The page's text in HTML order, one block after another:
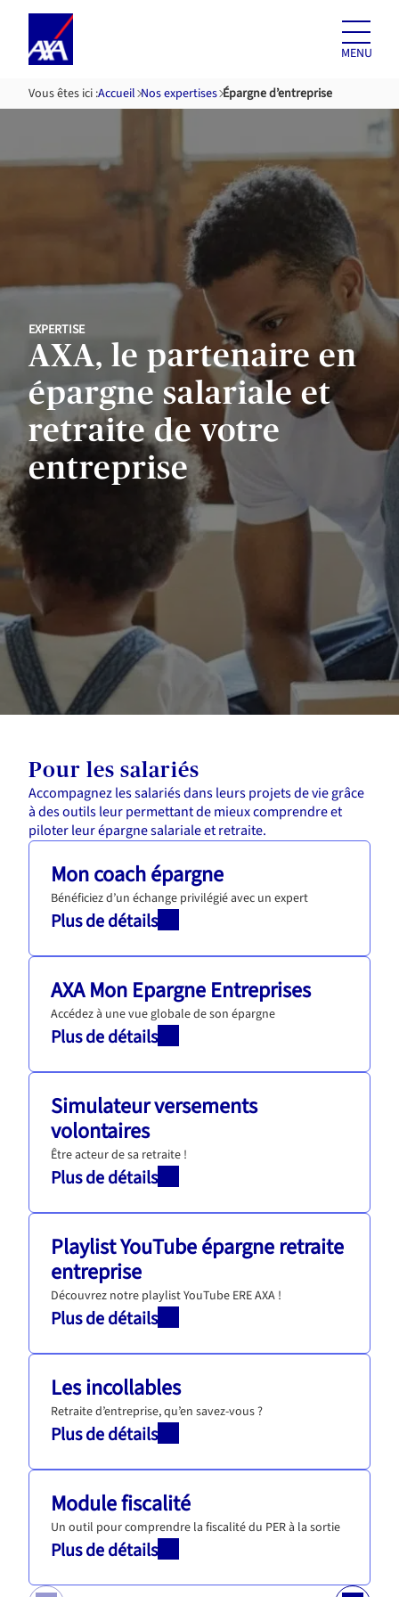
Aller au
contenu
MENU
Vous êtes ici :Accueil Nos expertises Épargne d’entreprise
EXPERTISE
AXA, le partenaire en
épargne salariale et
retraite de votre
entreprise
Pour les salariés
Accompagnez les salariés dans leurs projets de vie grâce
à des outils leur permettant de mieux comprendre et
piloter leur épargne salariale et retraite.
Mon coach épargne
Bénéficiez d’un échange privilégié avec un expert
Plus de détails
AXA Mon Epargne Entreprises
Accédez à une vue globale de son épargne
Plus de détails
Simulateur versements
volontaires
Être acteur de sa retraite !
Plus de détails
Playlist YouTube épargne retraite
entreprise
Découvrez notre playlist YouTube ERE AXA !
Plus de détails
Les incollables
Retraite d’entreprise, qu’en savez-vous ?
Plus de détails
Module fiscalité
Un outil pour comprendre la fiscalité du PER à la sortie
Plus de détails